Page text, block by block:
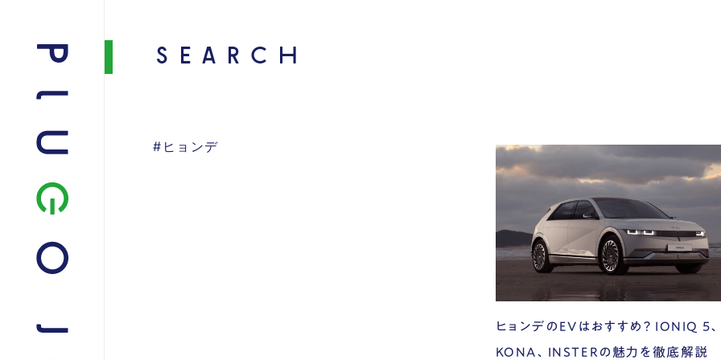
SEARCH
#ヒョンデ
ヒョンデのEVはおすすめ？ IONIQ 5、
KONA、INSTERの魅力を徹底解説